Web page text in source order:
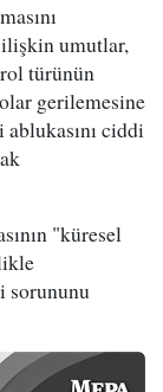
ilişkin umutlar,
türünün
gerilemesine
ciddi
"küresel
sorununu